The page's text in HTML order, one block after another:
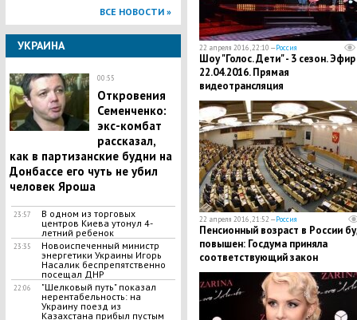
ВСЕ НОВОСТИ »
УКРАИНА
00:55
Откровения
Семенченко:
экс-комбат
рассказал,
как в партизанские будни на
Донбассе его чуть не убил
человек Яроша
23:57
В одном из торговых
центров Киева утонул 4-
летний ребенок
23:35
Новоиспеченный министр
энергетики Украины Игорь
Насалик беспрепятственно
посещал ДНР
22:06
"Шелковый путь" показал
нерентабельность: на
Украину поезд из
Казахстана прибыл пустым
22 апреля 2016, 22:10 —Россия
Шоу "Голос. Дети" - 3 сезон.
22.04.2016. Прямая
видеотрансляция
22 апреля 2016, 21:52 —Россия
Пенсионный возраст в России
повышен: Госдума приняла
соответствующий закон